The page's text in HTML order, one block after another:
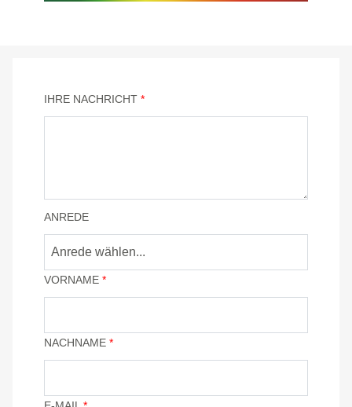
IHRE NACHRICHT *
ANREDE
Anrede wählen...
VORNAME *
NACHNAME *